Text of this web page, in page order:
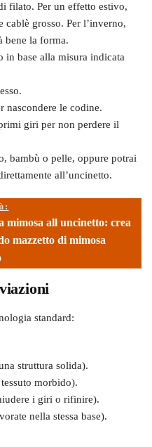
filato. Per un effetto estivo,
grosso. Per l’inverno,
bene la forma.
in base alla misura indicata
nascondere le codine.
giri per non perdere il
bambù o pelle, oppure potrai
all’uncinetto.
mimosa all uncinetto: crea
mazzetto di mimosa
standard:
struttura solida).
morbido).
i giri o rifinire).
nella stessa base).